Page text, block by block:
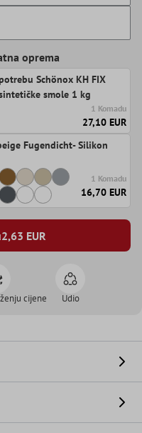
oprema
Schönox KH FIX
smole 1 kg
1 Komadu
27,10 EUR
Fugendicht- Silikon
1 Komadu
16,70 EUR
2,63 EUR
cijene Udio